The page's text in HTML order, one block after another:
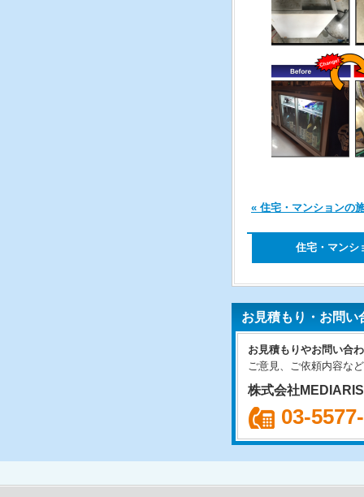
« 住宅・マンションの
住宅・マンシ
お見積もり・お問い
お見積もりやお問い合
ご意見、ご依頼内容な
株式会社
03-